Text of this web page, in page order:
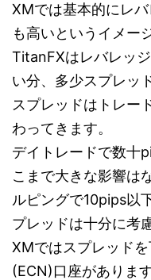
XMでは基本的にレ
も高いというイメー
TitanFXはレバレッ
い分、多少スプレッ
スプレッドはトレー
わってきます。
デイトレードで数十
こまで大きな影響は
ルピングで10pips以
プレッドは十分に考
XMではスプレッド
(ECN)口座があります